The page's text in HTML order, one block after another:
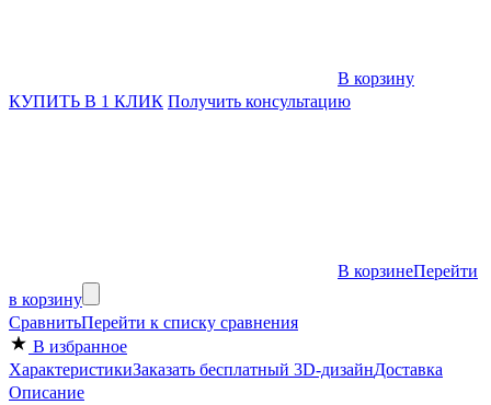
В корзину
КУПИТЬ В 1 КЛИК Получить консультацию
В корзинеПерейти
в корзину
СравнитьПерейти к списку сравнения
В избранное
ХарактеристикиЗаказать бесплатный 3D-дизайнДоставка
Описание